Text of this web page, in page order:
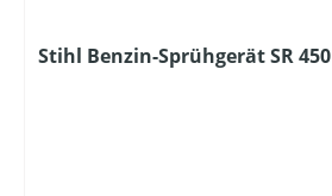
Stihl Benzin-Sprühgerät SR 450